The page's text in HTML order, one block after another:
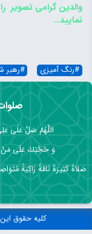
والدین گرامی تصویر
نمایید…
#رنگ آمیزی #رهبر
اللَّهُمَّ صَلِّ عَلَى
وَ حُجَّتِكَ عَلَى مَنْ
صَلاَةً كَثِيرَةً تَامَّةً زَاكِيَةً
کلیه حقوق